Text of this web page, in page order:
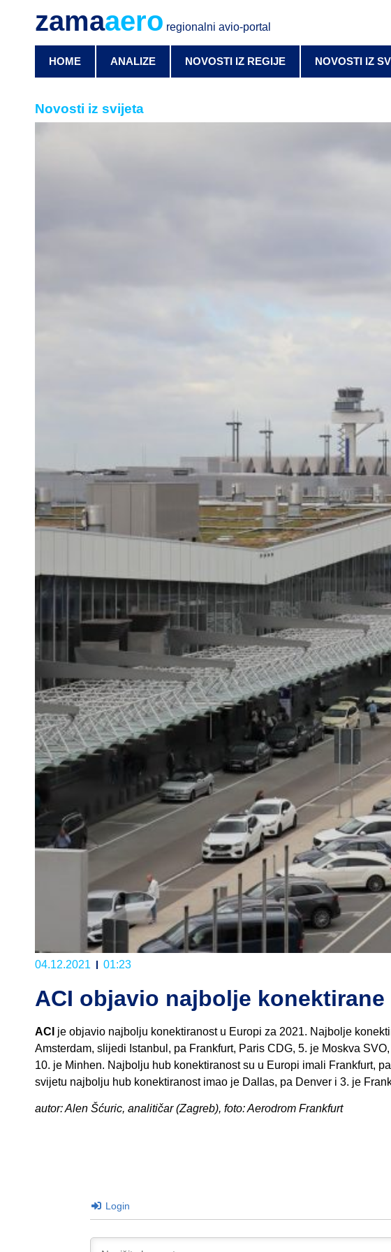
zamaaero regionalni avio-portal
HOME ANALIZE NOVOSTI IZ REGIJE NOVOSTI IZ
Novosti iz svijeta
04.12.2021 01:23
ACI objavio najbolje konektirane
ACI je objavio najbolju konektiranost u Europi za 2021. Najbolje
Amsterdam, slijedi Istanbul, pa Frankfurt, Paris CDG, 5. je Moskva
10. je Minhen. Najbolju hub konektiranost su u Europi imali Frankfurt,
svijetu najbolju hub konektiranost imao je Dallas, pa Denver i 3. je
autor: Alen Šćuric, analitičar (Zagreb), foto: Aerodrom Frankfurt
Login